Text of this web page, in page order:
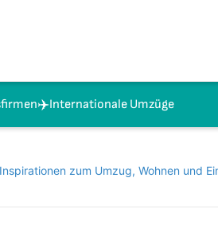
✈️Internationale Umzüge
zum Umzug, Wohnen und